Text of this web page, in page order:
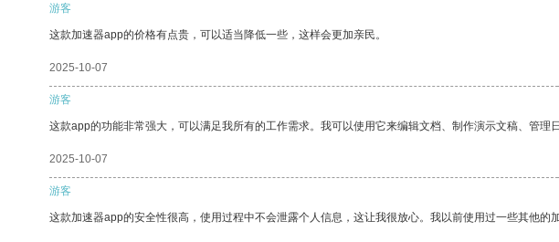
游客
这款加速器app的价格有点贵，可以适当降低一些，这样会更加亲民。
2025-10-07
游客
这款app的功能非常强大，可以满足我所有的工作需求。我可以使用它来编辑文档、制作演示文稿、管理日
2025-10-07
游客
这款加速器app的安全性很高，使用过程中不会泄露个人信息，这让我很放心。我以前使用过一些其他的